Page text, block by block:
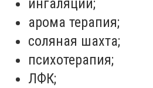
арома терапия;
соляная шахта;
психотерапия;
ЛФК;